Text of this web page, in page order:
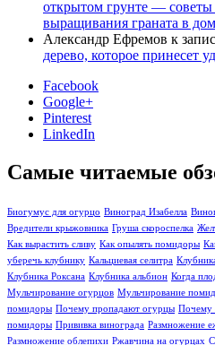
открытом грунте — советы
выращивания граната в
Александр Ефремов к
дерево, которое принесет
Facebook
Google+
Pinterest
LinkedIn
Самые читаемые
Биогумус для огурцо Виноград Изабелла
Вредители крыжовника Груша скороспелка
Как вырастить сливу Как опылять помидоры
уберечь клубнику Кальциевая селитра
Клубника Роксана Клубника альбион Когда
Мульчирование огурцов Мульчирование
помидоры Почему пропадают огурцы Почему
помидоры Прививка винограда Размножение
Размножение облепихи Ржавчина на огурцах